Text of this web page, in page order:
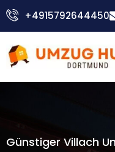
Zum
Inhalt
+4915792644450
Günstiger Villach